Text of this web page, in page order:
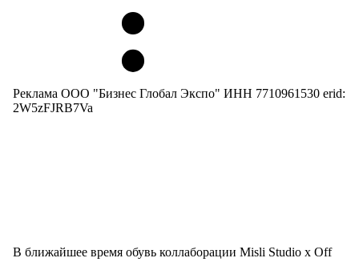
Реклама ООО "Бизнес Глобал Экспо" ИНН 7710961530 erid:
2W5zFJRB7Va
В ближайшее время обувь коллаборации Misli Studio x Off